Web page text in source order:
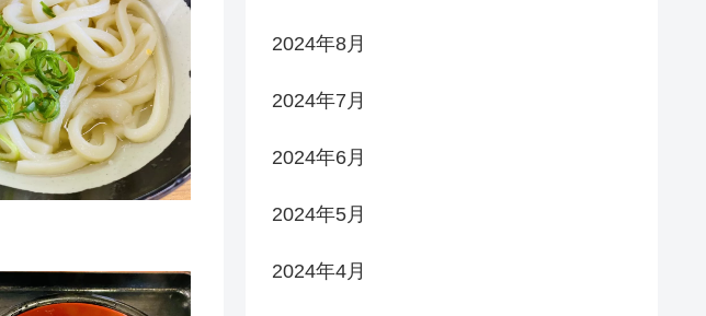
2024年8月
2024年7月
2024年6月
2024年5月
2024年4月